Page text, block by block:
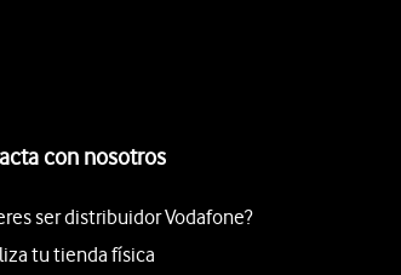
con nosotros
ser distribuidor Vodafone?
tu tienda física